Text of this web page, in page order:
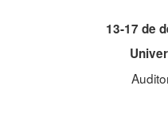
13-17 de
Auditori